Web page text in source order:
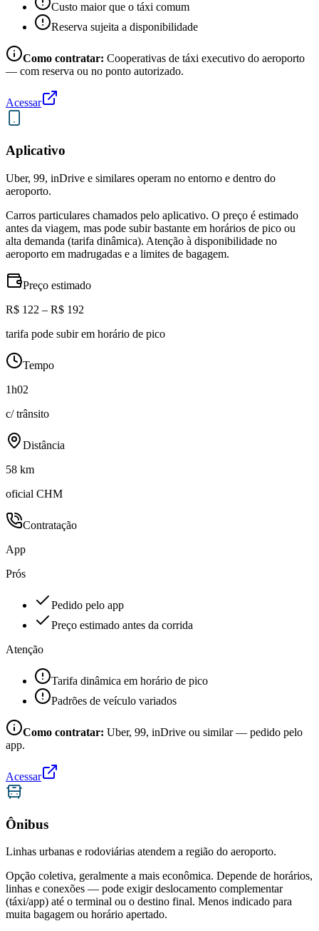
Custo maior que o táxi comum
Reserva sujeita a disponibilidade
Como contratar: Cooperativas de táxi executivo do aeroporto
— com reserva ou no ponto autorizado.
Acessar
Aplicativo
Uber, 99, inDrive e similares operam no entorno e dentro do
aeroporto.
Carros particulares chamados pelo aplicativo. O preço é estimado
antes da viagem, mas pode subir bastante em horários de pico ou
alta demanda (tarifa dinâmica). Atenção à disponibilidade no
aeroporto em madrugadas e a limites de bagagem.
Preço estimado
R$ 122 – R$ 192
tarifa pode subir em horário de pico
Tempo
1h02
c/ trânsito
Distância
58 km
oficial CHM
Contratação
App
Prós
Pedido pelo app
Preço estimado antes da corrida
Atenção
Tarifa dinâmica em horário de pico
Padrões de veículo variados
Como contratar: Uber, 99, inDrive ou similar — pedido pelo
app.
Acessar
Ônibus
Linhas urbanas e rodoviárias atendem a região do aeroporto.
Opção coletiva, geralmente a mais econômica. Depende de horários,
linhas e conexões — pode exigir deslocamento complementar
(táxi/app) até o terminal ou o destino final. Menos indicado para
muita bagagem ou horário apertado.